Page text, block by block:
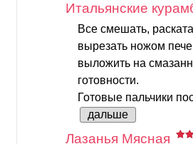
Итальянские
Все смешать,
вырезать ножом
выложить на
готовности.
Готовые пальчики
дальше
Лазанья Мясная